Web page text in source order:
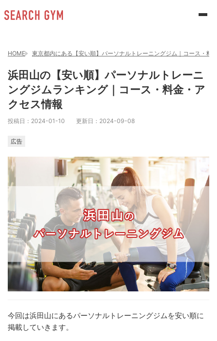
HOME 東京都内にある【安い順】パーソナルトレーニングジム｜コース・料
浜田山の【安い順】パーソナルトレーニ
ングジムランキング｜コース・料金・ア
クセス情報
投稿日： 2024-01-10 更新日： 2024-09-08
広告
今回は浜田山にあるパーソナルトレーニングジムを安い順に
掲載していきます。